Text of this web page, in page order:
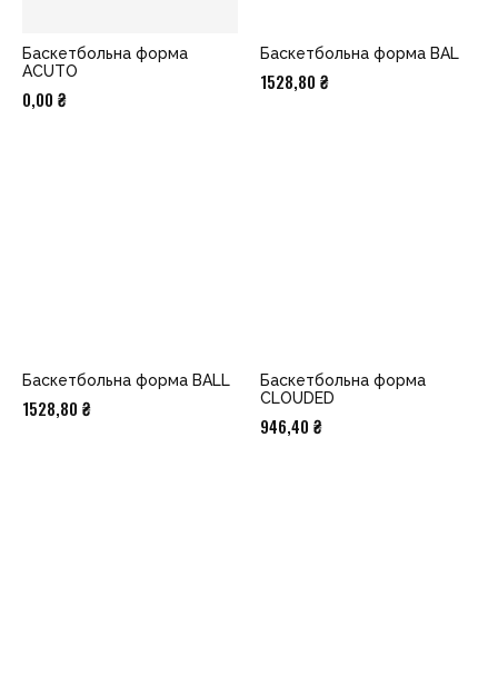
Баскетбольна форма
ACUTO
0,00 ₴
Баскетбольна форма BAL
1528,80 ₴
Баскетбольна форма BALL
1528,80 ₴
Баскетбольна форма
CLOUDED
946,40 ₴